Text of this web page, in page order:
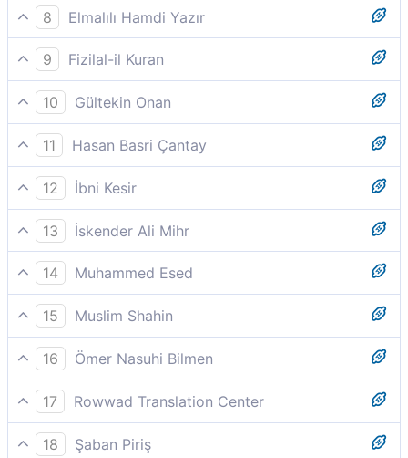
Yalanlayanların vay haline o gün!
8
Elmalılı Hamdi Yazır
O gün yalanlayanların vay haline!
9
Fizilal-il Kuran
O gün inkarcıların vay haline!
10
Gültekin Onan
O gün, yalanlayanların vay haline.
11
Hasan Basri Çantay
(Kudretimizi) yalan sayanların vay o gün haaline!
12
İbni Kesir
Vay haline o gün, yalanlayanların.
13
İskender Ali Mihr
İzin günü yalanlayanların vay haline.
14
Muhammed Esed
O Gün vay haline hakikati yalanlayanların!
15
Muslim Shahin
O gün (hakikatleri) yalan sayanların vay haline!
16
Ömer Nasuhi Bilmen
O gün vay haline yalanlayanların.
17
Rowwad Translation Center
O gün yalanlayanların vay haline!
18
Şaban Piriş